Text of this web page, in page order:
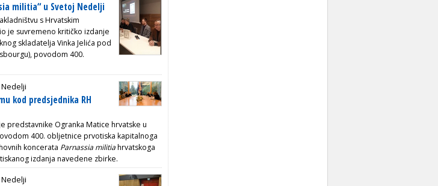
militia“ u Svetoj Nedelji
s Hrvatskim
je suvremeno kritičko izdanje
skladatelja Vinka Jelića pod
povodom 400.
kod predsjednika RH
predstavnike Ogranka Matice hrvatske u
400. obljetnice prvotiska kapitalnoga
koncerata Parnassia militiahrvatskoga
izdanja navedene zbirke.